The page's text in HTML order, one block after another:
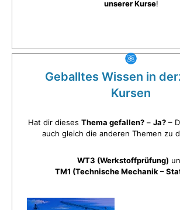
unserer Kurse!
Geballtes Wissen in
Kursen
Hat dir dieses Thema gefallen? – Ja? –
auch gleich die anderen Themen zu
WT3 (Werkstoffprüfung)
TM1 (Technische Mechanik –